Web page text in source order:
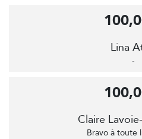
Lina
-
Claire
Bravo à toute